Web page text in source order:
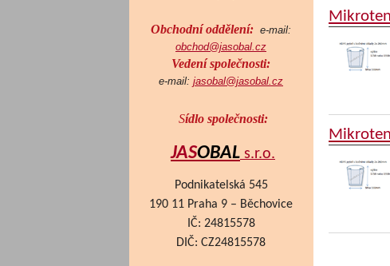
Obchodní oddělení: e-mail:
obchod@jasobal.cz
Vedení společnosti:
e-mail: jasobal@jasobal.cz
Sídlo společnosti:
JASOBAL s.r.o.
Podnikatelská 545
190 11 Praha 9 – Běchovice
IČ: 24815578
DIČ: CZ24815578